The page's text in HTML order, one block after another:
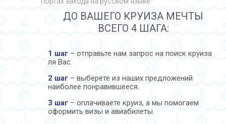
ДО ВАШЕГО КРУИЗА МЕЧТЫ
ВСЕГО 4 ШАГА:
1 шаг – отправьте нам запрос на поиск круиза
ля Вас.
2 шаг – выберете из наших предложений
наиболее понравившееся.
3 шаг – оплачиваете круиз, а мы помогаем
оформить визы и авиабилеты.